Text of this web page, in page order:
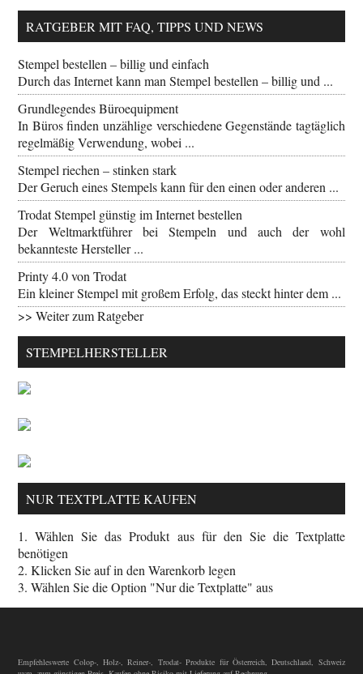
RATGEBER MIT FAQ, TIPPS UND NEWS
Stempel bestellen – billig und einfach
Durch das Internet kann man Stempel bestellen – billig und ...
Grundlegendes Büroequipment
In Büros finden unzählige verschiedene Gegenstände tagtäglich
regelmäßig Verwendung, wobei ...
Stempel riechen – stinken stark
Der Geruch eines Stempels kann für den einen oder anderen ...
Trodat Stempel günstig im Internet bestellen
Der Weltmarktführer bei Stempeln und auch der wohl
bekannteste Hersteller ...
Printy 4.0 von Trodat
Ein kleiner Stempel mit großem Erfolg, das steckt hinter dem ...
>> Weiter zum Ratgeber
STEMPELHERSTELLER
NUR TEXTPLATTE KAUFEN
1. Wählen Sie das Produkt aus für den Sie die Textplatte
benötigen
2. Klicken Sie auf in den Warenkorb legen
3. Wählen Sie die Option "Nur die Textplatte" aus
Empfehleswerte Colop-, Holz-, Reiner-, Trodat- Produkte für Österreich, Deutschland, Schweiz